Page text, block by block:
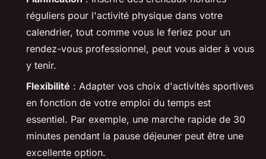
réguliers pour l'activité physique dans votre
calendrier, tout comme vous le feriez pour un
rendez-vous professionnel, peut vous aider à vous
y tenir.
Flexibilité : Adapter vos choix d'activités sportives
en fonction de votre emploi du temps est
essentiel. Par exemple, une marche rapide de 30
minutes pendant la pause déjeuner peut être une
excellente option.